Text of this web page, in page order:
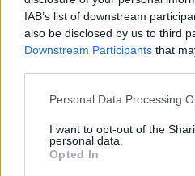
IAB’s list of downstream
also be disclosed by us to third
Downstream Participants that
Please note that this website/
not limited to your visit or usage
grant or deny consent to Google
use your data for below
Personal Data Processing
I want to opt-out of the
personal data.
Opted In